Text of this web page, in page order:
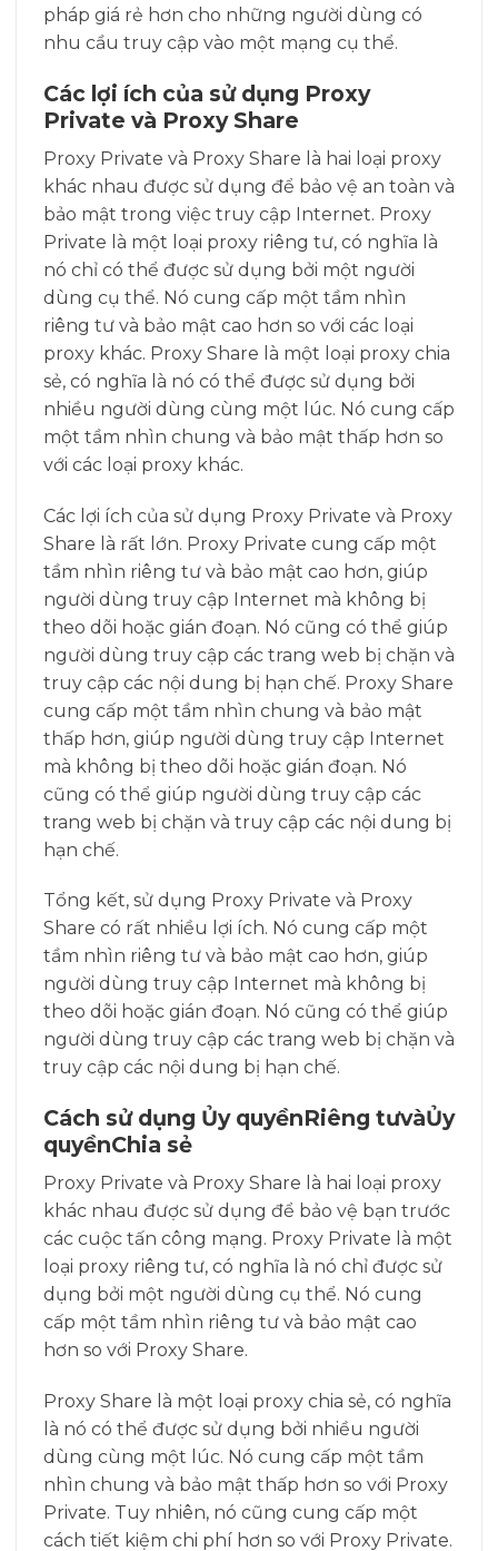
pháp giá rẻ hơn cho những người dùng có
nhu cầu truy cập vào một mạng cụ thể.
Các lợi ích của sử dụng Proxy
Private và Proxy Share
Proxy Private và Proxy Share là hai loại proxy
khác nhau được sử dụng để bảo vệ an toàn và
bảo mật trong việc truy cập Internet. Proxy
Private là một loại proxy riêng tư, có nghĩa là
nó chỉ có thể được sử dụng bởi một người
dùng cụ thể. Nó cung cấp một tầm nhìn
riêng tư và bảo mật cao hơn so với các loại
proxy khác. Proxy Share là một loại proxy chia
sẻ, có nghĩa là nó có thể được sử dụng bởi
nhiều người dùng cùng một lúc. Nó cung cấp
một tầm nhìn chung và bảo mật thấp hơn so
với các loại proxy khác.
Các lợi ích của sử dụng Proxy Private và Proxy
Share là rất lớn. Proxy Private cung cấp một
tầm nhìn riêng tư và bảo mật cao hơn, giúp
người dùng truy cập Internet mà không bị
theo dõi hoặc gián đoạn. Nó cũng có thể giúp
người dùng truy cập các trang web bị chặn và
truy cập các nội dung bị hạn chế. Proxy Share
cung cấp một tầm nhìn chung và bảo mật
thấp hơn, giúp người dùng truy cập Internet
mà không bị theo dõi hoặc gián đoạn. Nó
cũng có thể giúp người dùng truy cập các
trang web bị chặn và truy cập các nội dung bị
hạn chế.
Tổng kết, sử dụng Proxy Private và Proxy
Share có rất nhiều lợi ích. Nó cung cấp một
tầm nhìn riêng tư và bảo mật cao hơn, giúp
người dùng truy cập Internet mà không bị
theo dõi hoặc gián đoạn. Nó cũng có thể giúp
người dùng truy cập các trang web bị chặn và
truy cập các nội dung bị hạn chế.
Cách sử dụng Ủy quyềnRiêng tưvàỦy
quyềnChia sẻ
Proxy Private và Proxy Share là hai loại proxy
khác nhau được sử dụng để bảo vệ bạn trước
các cuộc tấn công mạng. Proxy Private là một
loại proxy riêng tư, có nghĩa là nó chỉ được sử
dụng bởi một người dùng cụ thể. Nó cung
cấp một tầm nhìn riêng tư và bảo mật cao
hơn so với Proxy Share.
Proxy Share là một loại proxy chia sẻ, có nghĩa
là nó có thể được sử dụng bởi nhiều người
dùng cùng một lúc. Nó cung cấp một tầm
nhìn chung và bảo mật thấp hơn so với Proxy
Private. Tuy nhiên, nó cũng cung cấp một
cách tiết kiệm chi phí hơn so với Proxy Private.